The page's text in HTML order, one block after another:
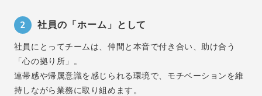
2 社員の「ホーム」として
社員にとってチームは、仲間と本音で付き合い、助け合う
「心の拠り所」。
連帯感や帰属意識を感じられる環境で、モチベーションを維
持しながら業務に取り組めます。